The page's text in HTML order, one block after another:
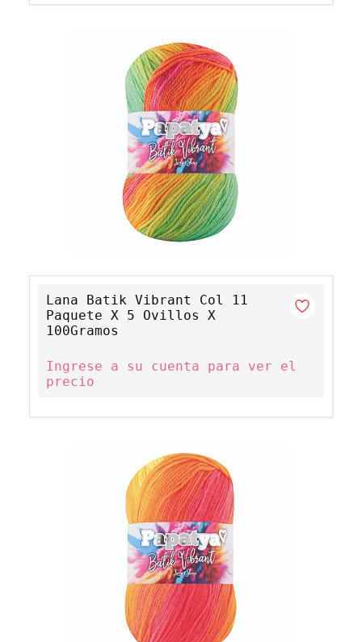
Lana Batik Vibrant Col 11
Paquete X 5 Ovillos X
100Gramos
Ingrese a su cuenta para ver el
precio